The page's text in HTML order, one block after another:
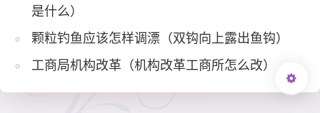
是什么）
颗粒钓鱼应该怎样调漂（双钩向上露出鱼钩）
工商局机构改革（机构改革工商所怎么改）